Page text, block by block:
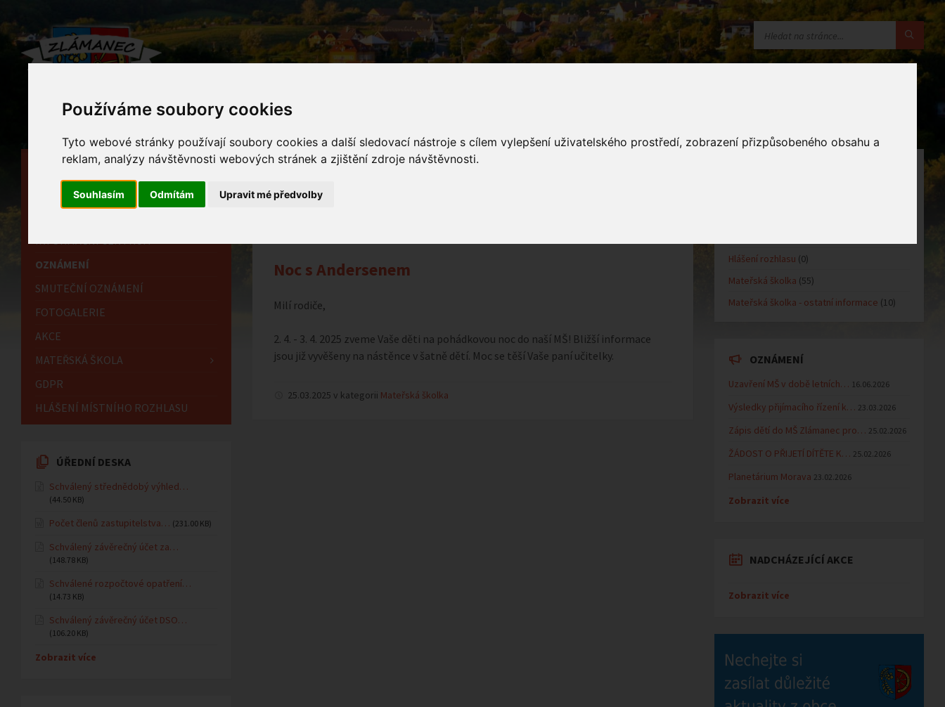
Používáme soubory cookies
Tyto webové stránky používají soubory cookies a další sledovací nástroje s cílem vylepšení uživatelského prostředí, zobrazení přizpůsobeného obsahu a
reklam, analýzy návštěvnosti webových stránek a zjištění zdroje návštěvnosti.
Souhlasím Odmítám Upravit mé předvolby
Noc s Andersenem
Milí rodiče,
2. 4. - 3. 4. 2025 zveme Vaše děti na pohádkovou noc do naší MŠ! Bližší informace
jsou již vyvěšeny na nástěnce v šatně dětí. Moc se těší Vaše paní učitelky.
25.03.2025 v kategorii Mateřská školka
HLAVNÍ STRÁNKA
OBECNÍ ÚŘAD
INFORMAČNÍ CENTRUM
OZNÁMENÍ
SMUTEČNÍ OZNÁMENÍ
FOTOGALERIE
AKCE
MATEŘSKÁ ŠKOLA
GDPR
HLÁŠENÍ MÍSTNÍHO ROZHLASU
ÚŘEDNÍ DESKA
Schválený střednědobý výhled…
(44.50 KB)
Počet členů zastupitelstva… (231.00 KB)
Schválený závěrečný účet za…
(148.78 KB)
Schválené rozpočtové opatření…
(14.73 KB)
Schválený závěrečný účet DSO…
(106.20 KB)
Zobrazit více
Hlášení rozhlasu (0)
Mateřská školka (55)
Mateřská školka - ostatní informace (10)
OZNÁMENÍ
Uzavření MŠ v době letních… 16.06.2026
Výsledky přijímacího řízení k… 23.03.2026
Zápis dětí do MŠ Zlámanec pro… 25.02.2026
ŽÁDOST O PŘIJETÍ DÍTĚTE K… 25.02.2026
Planetárium Morava 23.02.2026
Zobrazit více
NADCHÁZEJÍCÍ AKCE
Zobrazit více